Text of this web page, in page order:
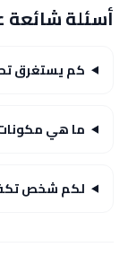
أسئلة
كم يستغرق
ما هي
لكم شخص